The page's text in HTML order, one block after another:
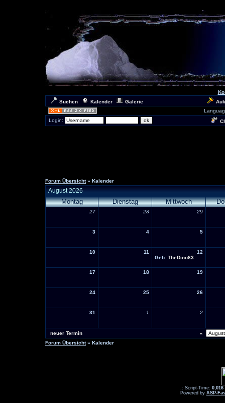
Suchen
Kalender Galerie
Login:
Forum Übersicht» Kalender
August 2026
Montag Dienstag Mittwoch
27 28 29
3 4 5
10 11
12
Geb: TheDino83
17 18 19
24 25 26
31 1 2
neuer Termin
«
Forum Übersicht» Kalender
.: Script-Time: 0,016
Powered by ASP-